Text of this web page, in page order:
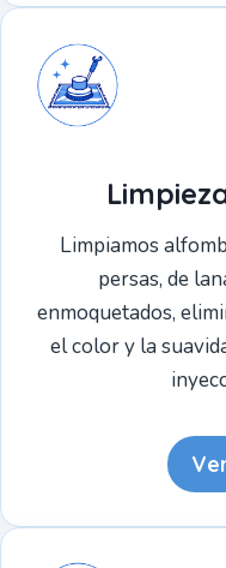
Limpiamos
persas, de
enmoquetados,
el color y la